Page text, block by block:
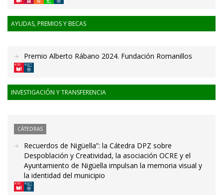
AYUDAS, PREMIOS Y BECAS
Premio Alberto Rábano 2024. Fundación Romanillos
INVESTIGACIÓN Y TRANSFERENCIA
CÁTEDRAS
Recuerdos de Nigüella”: la Cátedra DPZ sobre
Despoblación y Creatividad, la asociación OCRE y el
Ayuntamiento de Nigüella impulsan la memoria visual y
la identidad del municipio